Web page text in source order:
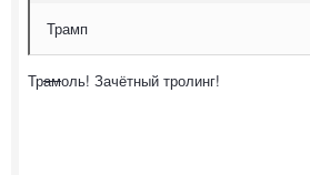
Трамп
Трамоль! Зачётный тролинг!